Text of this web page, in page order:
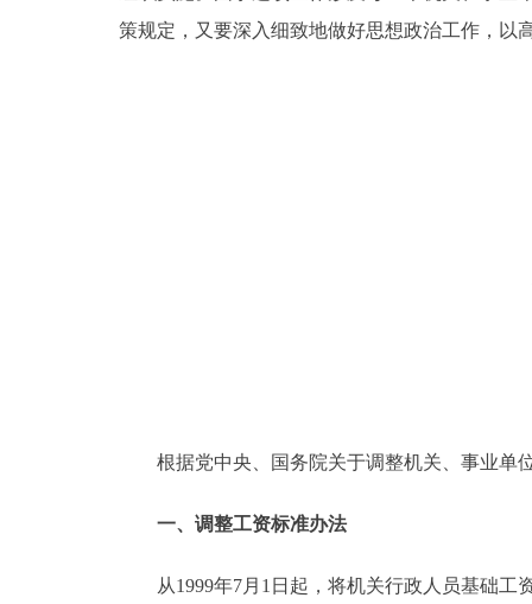
策规定，又要深入细致地做好思想政治工作，以
根据党中央、国务院关于调整机关、事业单
一、调整工资标准办法
从1999年7月1日起，将机关行政人员基础工